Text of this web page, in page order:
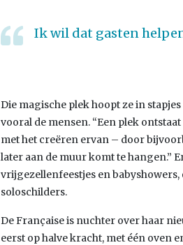
Ik wil dat gasten
Die magische plek hoopt ze in
vooral de mensen. “Een plek
met het creëren ervan – door
later aan de muur komt te hangen.”
vrijgezellenfeestjes en
soloschilders.
De Française is nuchter over haar
eerst op halve kracht, met één oven